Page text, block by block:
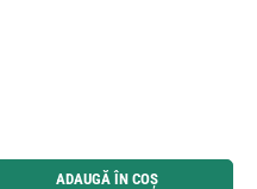
utilizați butoanele pentru a mări sau micșora
ADAUGĂ ÎN COȘ